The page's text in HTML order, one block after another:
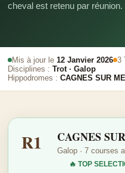
cheval est retenu par réunion.
Mis à jour le12 Janvier 2026 3
Disciplines :Trot · Galop
Hippodromes :CAGNES SUR
R1 CAGNES
Galop · 7 courses
🔥 TOP